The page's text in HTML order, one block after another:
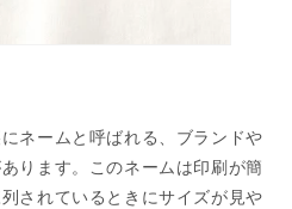
ネームと呼ばれる、ブランドや
ります。このネームは印刷が簡
されているときにサイズが見や